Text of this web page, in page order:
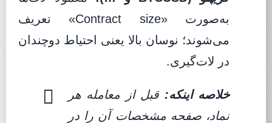
به‌صورت «Contract size» تعریف
می‌شوند؛ نوسان بالا یعنی احتیاط دوچندان
در لات‌گیری.
خلاصه اینکه: قبل از معامله هر
نماد، صفحه مشخصات آن را در